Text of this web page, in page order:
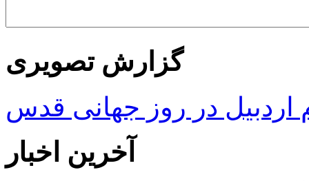
گزارش تصویری
در روز جهانی قدس
آخرین اخبار